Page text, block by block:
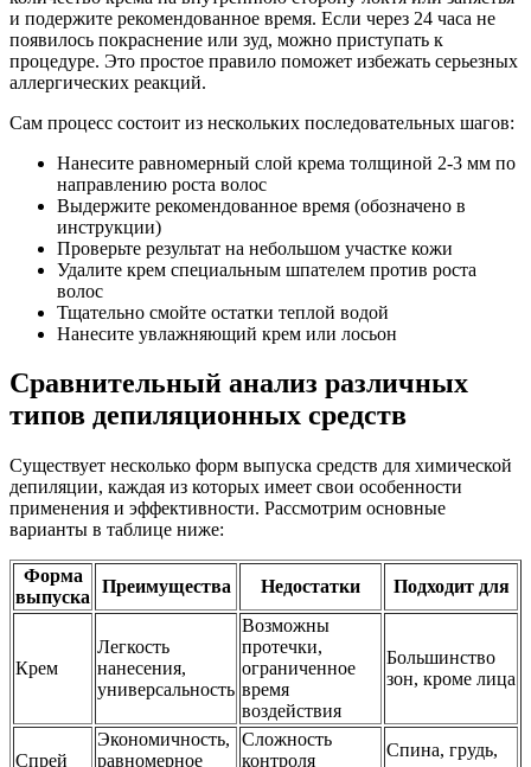
и подержите рекомендованное время. Если через 24 часа не
появилось покраснение или зуд, можно приступать к
процедуре. Это простое правило поможет избежать серьезных
аллергических реакций.
Сам процесс состоит из нескольких последовательных шагов:
Нанесите равномерный слой крема толщиной 2-3 мм по
направлению роста волос
Выдержите рекомендованное время (обозначено в
инструкции)
Проверьте результат на небольшом участке кожи
Удалите крем специальным шпателем против роста
волос
Тщательно смойте остатки теплой водой
Нанесите увлажняющий крем или лосьон
Сравнительный анализ различных
типов депиляционных средств
Существует несколько форм выпуска средств для химической
депиляции, каждая из которых имеет свои особенности
применения и эффективности. Рассмотрим основные
варианты в таблице ниже:
Форма
выпуска
Преимущества Недостатки Подходит для
Крем
Легкость
нанесения,
универсальность
Возможны
протечки,
ограниченное
время
воздействия
Большинство
зон, кроме лица
Спрей
Экономичность,
равномерное
Сложность
контроля
Спина, грудь,